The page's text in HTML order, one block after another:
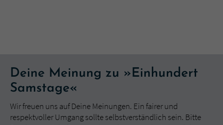
Deine Meinung zu »Einhundert
Samstage«
Wir freuen uns auf Deine Meinungen. Ein fairer und
respektvoller Umgang sollte selbstverständlich sein. Bitte